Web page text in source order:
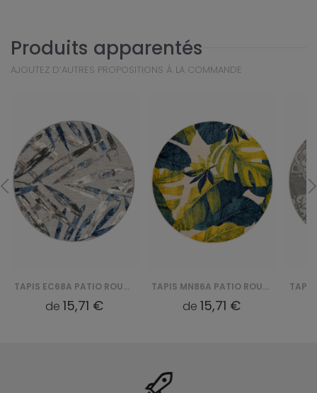
Produits apparentés
AJOUTEZ D’AUTRES PROPOSITIONS À LA COMMANDE
TAPIS EC68A PATIO ROUND FGA - SZARY
de 15,71 €
TAPIS MN86A PATIO ROUND GJD - KREMOWY
de15,71 €